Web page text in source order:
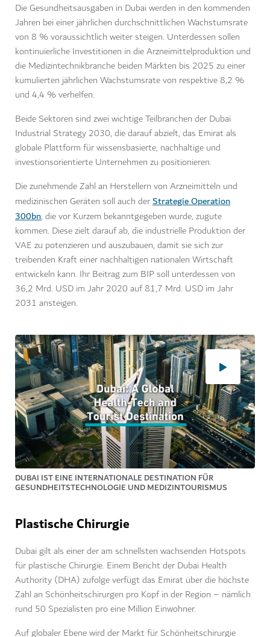
Die Gesundheitsausgaben in Dubai werden in den kommenden
Jahren bei einer jährlichen durchschnittlichen Wachstumsrate
von 8 % voraussichtlich weiter steigen. Unterdessen sollen
kontinuierliche Investitionen in die Arzneimittelproduktion und
die Medizintechnikbranche beiden Märkten bis 2025 zu einer
kumulierten jährlichen Wachstumsrate von respektive 8,2 %
und 4,4 % verhelfen.
Beide Sektoren sind zwei wichtige Teilbranchen der Dubai
Industrial Strategy 2030, die darauf abzielt, das Emirat als
globale Plattform für wissensbasierte, nachhaltige und
investionsorientierte Unternehmen zu positionieren.
Die zunehmende Zahl an Herstellern von Arzneimitteln und
medizinischen Geräten soll auch derStrategie Operation
300bn, die vor Kurzem bekanntgegeben wurde, zugute
kommen. Diese zielt darauf ab, die industrielle Produktion der
VAE zu potenzieren und auszubauen, damit sie sich zur
treibenden Kraft einer nachhaltigen nationalen Wirtschaft
entwickeln kann. Ihr Beitrag zum BIP soll unterdessen von
36,2 Mrd. USD im Jahr 2020 auf 81,7 Mrd. USD im Jahr
2031 ansteigen.
DUBAI IST EINE INTERNATIONALE DESTINATION FÜR
GESUNDHEITSTECHNOLOGIE UND MEDIZINTOURISMUS
Plastische Chirurgie
Dubai gilt als einer der am schnellsten wachsenden Hotspots
für plastische Chirurgie. Einem Bericht der Dubai Health
Authority (DHA) zufolge verfügt das Emirat über die höchste
Zahl an Schönheitschirurgen pro Kopf in der Region – nämlich
rund 50 Spezialisten pro eine Million Einwohner.
Auf globaler Ebene wird der Markt für Schönheitschirurgie